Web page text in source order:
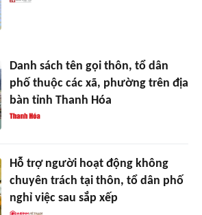
Danh sách tên gọi thôn, tổ dân
phố thuộc các xã, phường trên địa
bàn tỉnh Thanh Hóa
Hỗ trợ người hoạt động không
chuyên trách tại thôn, tổ dân phố
nghỉ việc sau sắp xếp